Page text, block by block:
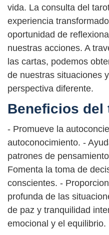
vida. La consulta del
experiencia
oportunidad de
nuestras acciones. A
las cartas, podemos
de nuestras situaciones
perspectiva diferente.
Beneficios del
- Promueve la
autoconocimiento. -
patrones de
Fomenta la toma de
conscientes. -
profunda de las
de paz y tranquilidad
emocional y el equilibrio.